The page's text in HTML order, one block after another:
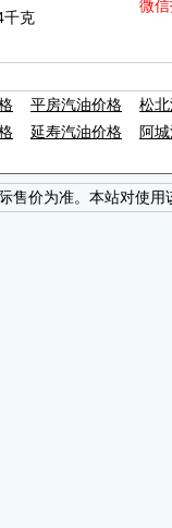
克
微
平房汽油价格 松
延寿汽油价格 阿
价为准。本站对使用